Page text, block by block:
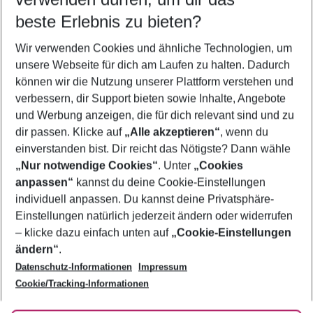
5-8 Nächte
2 Erwachsene Keine Kinder
Mehr Filter anzeigen
Footer
Footer navigation
Über uns
AGB
Bestpreisgarantie
Cookie-Einstellungen ändern
Cookie-Richtlinie
Agenturbetreuung
Barrierefreies Reisen
Folge uns
beste Erlebnis zu bieten?
Wir verwenden Cookies und ähnliche Technologien, um
unsere Webseite für dich am Laufen zu halten. Dadurch
können wir die Nutzung unserer Plattform verstehen und
verbessern, dir Support bieten sowie Inhalte, Angebote
und Werbung anzeigen, die für dich relevant sind und zu
dir passen. Klicke auf „Alle akzeptieren“, wenn du
einverstanden bist. Dir reicht das Nötigste? Dann wähle
„Nur notwendige Cookies“. Unter „Cookies
anpassen“ kannst du deine Cookie-Einstellungen
individuell anpassen. Du kannst deine Privatsphäre-
Einstellungen natürlich jederzeit ändern oder widerrufen
– klicke dazu einfach unten auf „Cookie-Einstellungen
ändern“.
Datenschutz-Informationen
Impressum
Cookie/Tracking-Informationen